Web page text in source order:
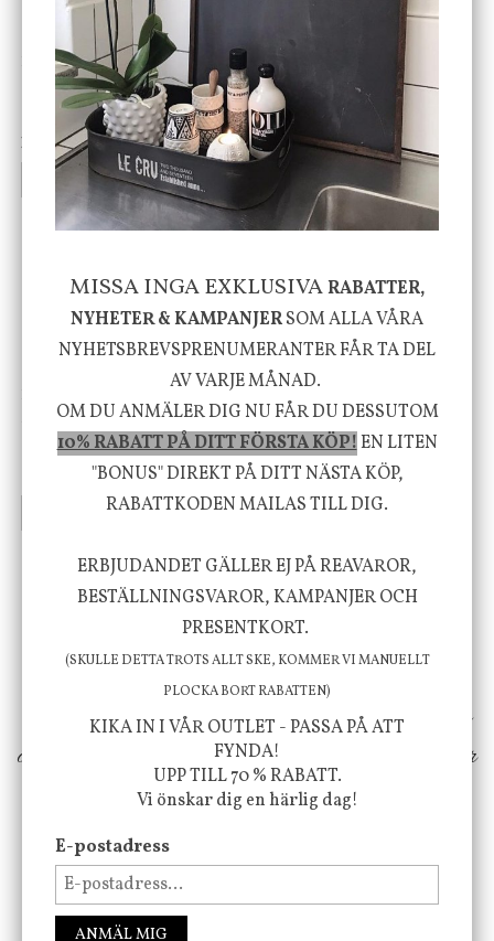
DBKD
Cloudy kruka mini, vit
199 kr
KÖP
Star Trading
Bordslampa Mushroom
vit, Utomhus
499 kr
KÖP
Skål, Hands marmor
795 kr
KÖP
Nicolas Vahé
Serveringsfat, Ostron,
Stengods
415 kr
INFO KÖP
Vi vill förmedla känsla, upplevelse och
välbefinnande för dig och ditt hem! Med
inspiration från naturen och dess färgpalett
erbjuder vi omsorgsfullt utvalda produkter som
ökar trivsel i ditt hem och ger det lilla extra för
att öka ditt välmående!
FÖLJ OSS PÅ INSTAGRAM @JBHOME
MISSA INGA EXKLUSIVARABATTER,
NYHETER & KAMPANJERSOM ALLA VÅRA
NYHETSBREVSPRENUMERANTER FÅR TA DEL
AV VARJE MÅNAD.
OM DU ANMÄLER DIG NU FÅR DU DESSUTOM
10% RABATT PÅ DITT FÖRSTA KÖP!EN LITEN
"BONUS" DIREKT PÅ DITT NÄSTA KÖP,
RABATTKODEN MAILAS TILL DIG.
ERBJUDANDET GÄLLER EJ PÅ REAVAROR,
BESTÄLLNINGSVAROR, KAMPANJER OCH
PRESENTKORT.
(SKULLE DETTA TROTS ALLT SKE, KOMMER VI MANUELLT
PLOCKA BORT RABATTEN)
KIKA IN I VÅR OUTLET - PASSA PÅ ATT
FYNDA!
UPP TILL 70 % RABATT.
Vi önskar dig en härlig dag!
E-postadress
ANMÄL MIG